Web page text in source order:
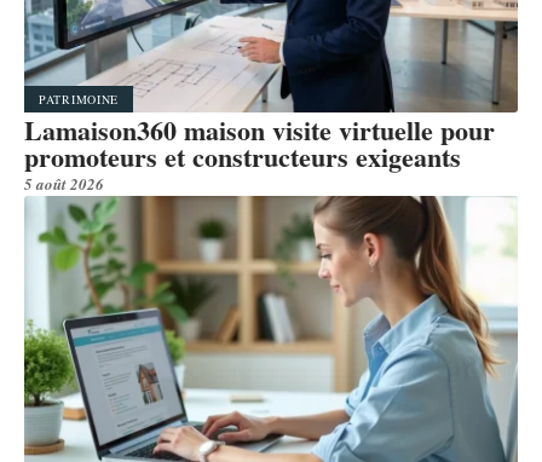
PATRIMOINE
Lamaison360 maison visite virtuelle pour
promoteurs et constructeurs exigeants
5 août 2026